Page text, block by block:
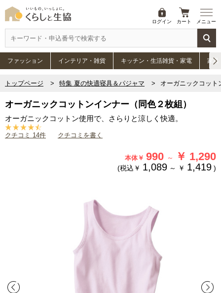
ログイン カート メニュー
ファッション インテリア・雑貨 キッチン・生活雑貨・家電 家具
トップページ 特集 夏の快適寝具＆パジャマ オーガニックコット
オーガニックコットンインナー（同色２枚組）
オーガニックコットン使用で、さらりと涼しく快適。
クチコミ 14件 クチコミを書く
本体￥ 990 ～ ￥ 1,290
(税込￥ 1,089 ～ ￥ 1,419 )